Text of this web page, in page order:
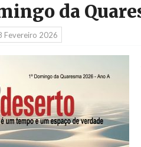
da
Fevereiro 2026